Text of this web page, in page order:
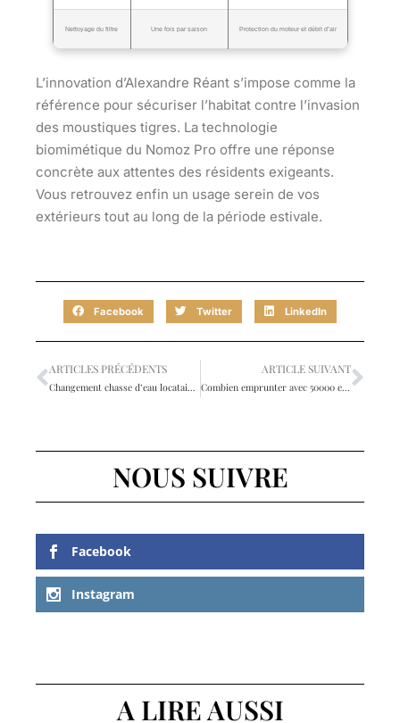
Nettoyage du filtre Une fois par saison Protection du moteur et débit d’air
L’innovation d’Alexandre Réant s’impose comme la
référence pour sécuriser l’habitat contre l’invasion
des moustiques tigres. La technologie
biomimétique du Nomoz Pro offre une réponse
concrète aux attentes des résidents exigeants.
Vous retrouvez enfin un usage serein de vos
extérieurs tout au long de la période estivale.
Facebook Twitter LinkedIn
ARTICLES PRÉCÉDENTS
Changement chasse d’eau locataire : le locataire ou le propriétaire doit payer ?
ARTICLE SUIVANT
Combien emprunter avec 50000 euros d’apport : le budget possible ?
NOUS SUIVRE
Facebook
Instagram
A LIRE AUSSI